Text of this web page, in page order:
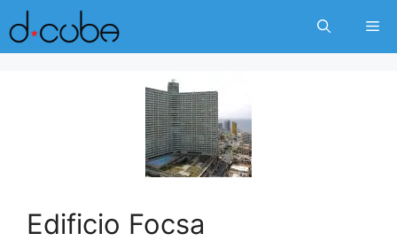
Skip
to
content
Edificio Focsa